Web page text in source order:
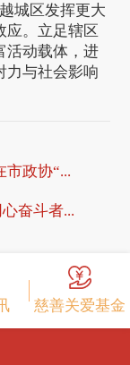
城区发挥更大
应。立足辖区
活动载体，进
力与社会影响
市政协“...
奋斗者...
慈善关爱基金